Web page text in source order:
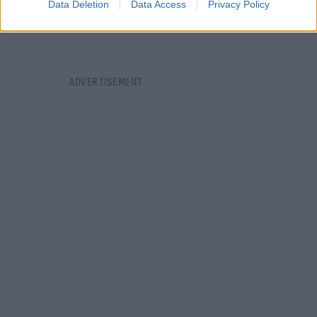
Data Deletion Data Access Privacy Policy